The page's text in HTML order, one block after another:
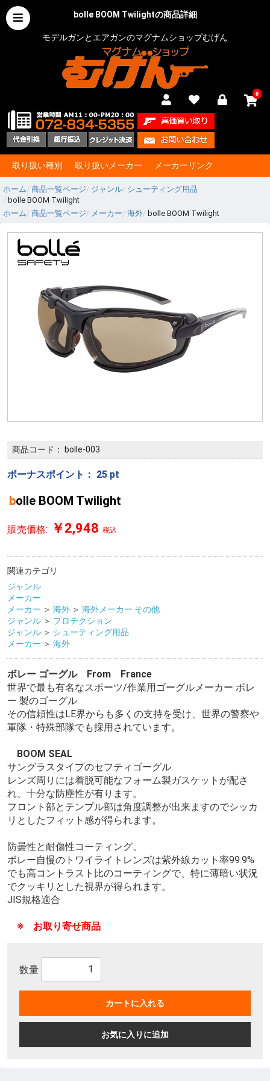
bolle BOOM Twilightの商品詳細
モデルガンとエアガンのマグナムショップむげん
0
取り扱い種別 取り扱いメーカー メーカーリンク
ホーム 商品一覧ページ ジャンル シューティング用品
bolle BOOM Twilight
ホーム 商品一覧ページ メーカー 海外 bolle BOOM Twilight
商品コード： bolle-003
ボーナスポイント： 25 pt
bolle BOOM Twilight
販売価格: ￥2,948 税込
関連カテゴリ
ジャンル
メーカー
メーカー ＞ 海外 ＞ 海外メーカー その他
ジャンル ＞ プロテクション
ジャンル ＞ シューティング用品
メーカー ＞ 海外
ボレー ゴーグル From France
世界で最も有名なスポーツ/作業用ゴーグルメーカー ボレ
ー 製のゴーグル
その信頼性はLE界からも多くの支持を受け、世界の警察や
軍隊・特殊部隊でも採用されています。
BOOM SEAL
サングラスタイプのセフティゴーグル
レンズ周りには着脱可能なフォーム製ガスケットが配さ
れ、十分な防塵性が有ります。
フロント部とテンプル部は角度調整が出来ますのでシッカ
リとしたフィット感が得られます。
防曇性と耐傷性コーティング。
ボレー自慢のトワイライトレンズは紫外線カット率99.9%
でも高コントラスト比のコーティングで、特に薄暗い状況
でクッキリとした視界が得られます。
JIS規格適合
※ お取り寄せ商品
数量
カートに入れる
お気に入りに追加